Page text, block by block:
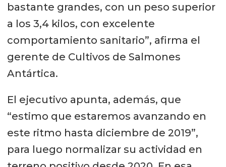
bastante grandes, con un peso superior
a los 3,4 kilos, con excelente
comportamiento sanitario”, afirma el
gerente de Cultivos de Salmones
Antártica.
El ejecutivo apunta, además, que
“estimo que estaremos avanzando en
este ritmo hasta diciembre de 2019”,
para luego normalizar su actividad en